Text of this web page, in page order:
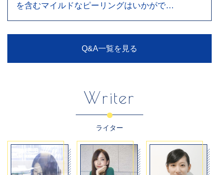
を含むマイルドなピーリングはいかがで…
Q&A一覧を見る
Writer
ライター